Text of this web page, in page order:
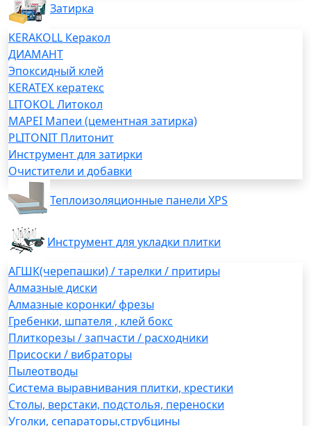
Затирка
KERAKOLL Керакол
ДИАМАНТ
Эпоксидный клей
KERATEX кератекс
LITOKOL Литокол
MAPEI Мапеи (цементная затирка)
PLITONIT Плитонит
Инструмент для затирки
Очистители и добавки
Теплоизоляционные панели XPS
Инструмент для укладки плитки
АГШК(черепашки) / тарелки / притиры
Алмазные диски
Алмазные коронки/ фрезы
Гребенки, шпателя , клей бокс
Плиткорезы / запчасти / расходники
Присоски / вибраторы
Пылеотводы
Система выравнивания плитки, крестики
Столы, верстаки, подстолья, переноски
Уголки, сепараторы,струбцины